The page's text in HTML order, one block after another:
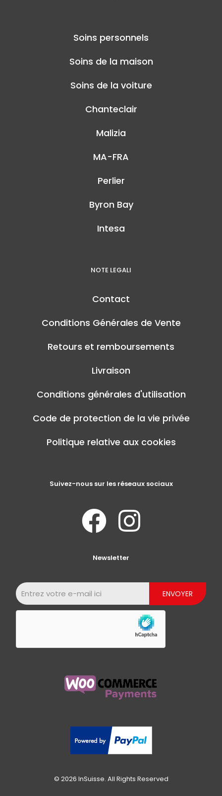
Soins personnels
Soins de la maison
Soins de la voiture
Chanteclair
Malizia
MA-FRA
Perlier
Byron Bay
Intesa
NOTE LEGALI
Contact
Conditions Générales de Vente
Retours et remboursements
Livraison
Conditions générales d'utilisation
Code de protection de la vie privée
Politique relative aux cookies
Suivez-nous sur les réseaux sociaux
Newsletter
© 2026 InSuisse. All Rights Reserved